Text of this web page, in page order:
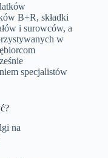
B+R, składki
i surowców, a
w
specjalistów
na